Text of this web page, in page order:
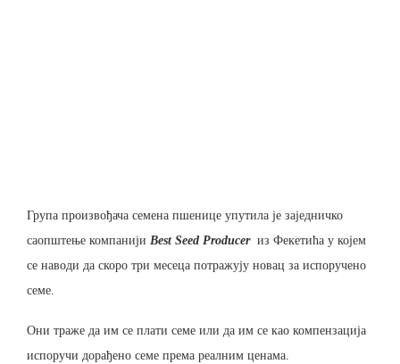
Група произвођача семена пшенице упутила је заједничко
саопштење компанији Best Seed Producer из Фекетића у којем
се наводи да скоро три месеца потражују новац за испоручено
семе.
Они траже да им се плати семе или да им се као компензација
испоручи дорађено семе према реалним ценама.